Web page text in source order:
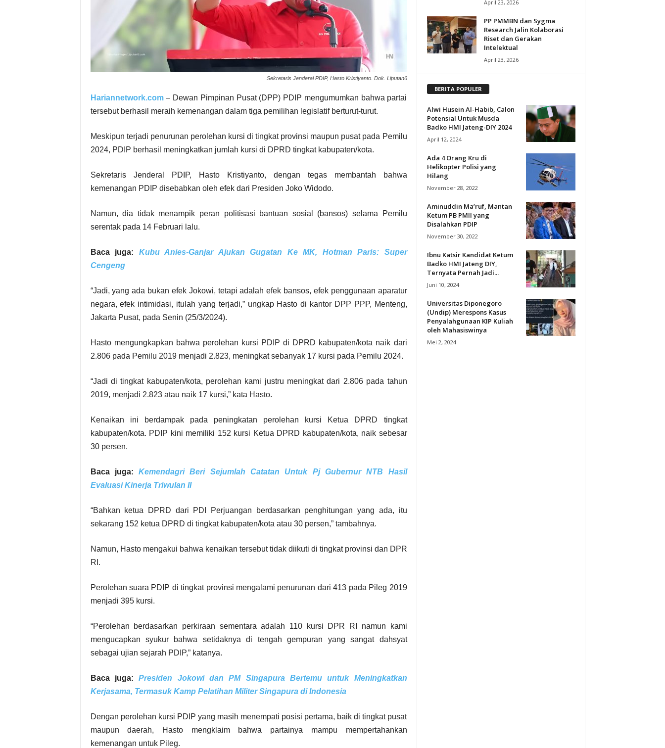
Sekretaris Jenderal PDIP, Hasto Kristiyanto. Dok. Liputan6
Hariannetwork.com– Dewan Pimpinan Pusat (DPP) PDIP mengumumkan bahwa partai
tersebut berhasil meraih kemenangan dalam tiga pemilihan legislatif berturut-turut.
Meskipun terjadi penurunan perolehan kursi di tingkat provinsi maupun pusat pada Pemilu
2024, PDIP berhasil meningkatkan jumlah kursi di DPRD tingkat kabupaten/kota.
Sekretaris Jenderal PDIP, Hasto Kristiyanto, dengan tegas membantah bahwa
kemenangan PDIP disebabkan oleh efek dari Presiden Joko Widodo.
Namun, dia tidak menampik peran politisasi bantuan sosial (bansos) selama Pemilu
serentak pada 14 Februari lalu.
Baca juga: Kubu Anies-Ganjar Ajukan Gugatan Ke MK, Hotman Paris: Super
Cengeng
“Jadi, yang ada bukan efek Jokowi, tetapi adalah efek bansos, efek penggunaan aparatur
negara, efek intimidasi, itulah yang terjadi,” ungkap Hasto di kantor DPP PPP, Menteng,
Jakarta Pusat, pada Senin (25/3/2024).
Hasto mengungkapkan bahwa perolehan kursi PDIP di DPRD kabupaten/kota naik dari
2.806 pada Pemilu 2019 menjadi 2.823, meningkat sebanyak 17 kursi pada Pemilu 2024.
“Jadi di tingkat kabupaten/kota, perolehan kami justru meningkat dari 2.806 pada tahun
2019, menjadi 2.823 atau naik 17 kursi,” kata Hasto.
Kenaikan ini berdampak pada peningkatan perolehan kursi Ketua DPRD tingkat
kabupaten/kota. PDIP kini memiliki 152 kursi Ketua DPRD kabupaten/kota, naik sebesar
30 persen.
Baca juga:Kemendagri Beri Sejumlah Catatan Untuk Pj Gubernur NTB Hasil
Evaluasi Kinerja Triwulan II
“Bahkan ketua DPRD dari PDI Perjuangan berdasarkan penghitungan yang ada, itu
sekarang 152 ketua DPRD di tingkat kabupaten/kota atau 30 persen,” tambahnya.
Namun, Hasto mengakui bahwa kenaikan tersebut tidak diikuti di tingkat provinsi dan DPR
RI.
Perolehan suara PDIP di tingkat provinsi mengalami penurunan dari 413 pada Pileg 2019
menjadi 395 kursi.
“Perolehan berdasarkan perkiraan sementara adalah 110 kursi DPR RI namun kami
mengucapkan syukur bahwa setidaknya di tengah gempuran yang sangat dahsyat
sebagai ujian sejarah PDIP,” katanya.
Baca juga:Presiden Jokowi dan PM Singapura Bertemu untuk Meningkatkan
Kerjasama, Termasuk Kamp Pelatihan Militer Singapura di Indonesia
Dengan perolehan kursi PDIP yang masih menempati posisi pertama, baik di tingkat pusat
maupun daerah, Hasto mengklaim bahwa partainya mampu mempertahankan
kemenangan untuk Pileg.
April 23, 2026
PP PMMBN dan Sygma
Research Jalin Kolaborasi
Riset dan Gerakan
Intelektual
April 23, 2026
BERITA POPULER
Alwi Husein Al-Habib, Calon
Potensial Untuk Musda
Badko HMI Jateng-DIY 2024
April 12, 2024
Ada 4 Orang Kru di
Helikopter Polisi yang
Hilang
November 28, 2022
Aminuddin Ma’ruf, Mantan
Ketum PB PMII yang
Disalahkan PDIP
November 30, 2022
Ibnu Katsir Kandidat Ketum
Badko HMI Jateng DIY,
Ternyata Pernah Jadi...
Juni 10, 2024
Universitas Diponegoro
(Undip) Merespons Kasus
Penyalahgunaan KIP Kuliah
oleh Mahasiswinya
Mei 2, 2024